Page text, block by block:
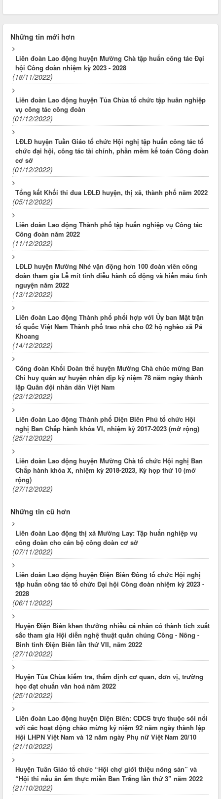
Những tin mới hơn
Liên đoàn Lao động huyện Mường Chà tập huấn công tác Đại
hội Công đoàn nhiệm kỳ 2023 - 2028
(18/11/2022)
Liên đoàn Lao động huyện Tủa Chùa tổ chức tập huân nghiệp
vụ công tác công đoàn
(01/12/2022)
LĐLĐ huyện Tuần Giáo tổ chức Hội nghị tập huấn công tác tổ
chức đại hội, công tác tài chính, phần mềm kế toán Công đoàn
cơ sở
(01/12/2022)
Tổng kết Khối thi đua LĐLĐ huyện, thị xã, thành phố năm 2022
(05/12/2022)
Liên đoàn Lao động Thành phố tập huấn nghiệp vụ Công tác
Công đoàn năm 2022
(11/12/2022)
LĐLĐ huyện Mường Nhé vận động hơn 100 đoàn viên công
đoàn tham gia Lễ mít tinh diễu hành cổ động và hiến máu tình
nguyện năm 2022
(13/12/2022)
Liên đoàn Lao động Thành phố phối hợp với Ủy ban Mặt trận
tổ quốc Việt Nam Thành phố trao nhà cho 02 hộ nghèo xã Pá
Khoang
(14/12/2022)
Công đoàn Khối Đoàn thể huyện Mường Chà chúc mừng Ban
Chỉ huy quân sự huyện nhân dịp kỷ niệm 78 năm ngày thành
lập Quân đội nhân dân Việt Nam
(23/12/2022)
Liên đoàn Lao động Thành phố Điện Biên Phủ tổ chức Hội
nghị Ban Chấp hành khóa VI, nhiệm kỳ 2017-2023 (mở rộng)
(25/12/2022)
Liên đoàn Lao động huyện Mường Chà tổ chức Hội nghị Ban
Chấp hành khóa X, nhiệm kỳ 2018-2023, Kỳ họp thứ 10 (mở
rộng)
(27/12/2022)
Những tin cũ hơn
Liên đoàn Lao động thị xã Mường Lay: Tập huấn nghiệp vụ
công đoàn cho cán bộ công đoàn cơ sở
(07/11/2022)
Liên đoàn Lao động huyện Điện Biên Đông tổ chức Hội nghị
tập huấn công tác tổ chức Đại hội Công đoàn nhiệm kỳ 2023 -
2028
(06/11/2022)
Huyện Điện Biên khen thưởng nhiều cá nhân có thành tích xuất
sắc tham gia Hội diễn nghệ thuật quần chúng Công - Nông -
Binh tỉnh Điện Biên lần thứ VII, năm 2022
(27/10/2022)
Huyện Tủa Chùa kiểm tra, thẩm định cơ quan, đơn vị, trường
học đạt chuẩn văn hoá năm 2022
(25/10/2022)
Liên đoàn Lao động huyện Điện Biên: CĐCS trực thuộc sôi nổi
với các hoạt động chào mừng kỷ niệm 92 năm ngày thành lập
Hội LHPN Việt Nam và 12 năm ngày Phụ nữ Việt Nam 20/10
(21/10/2022)
Huyện Tuần Giáo tổ chức “Hội chợ giới thiệu nông sản” và
“Hội thi nấu ăn ẩm thực miền Ban Trắng lần thứ 3” năm 2022
(21/10/2022)